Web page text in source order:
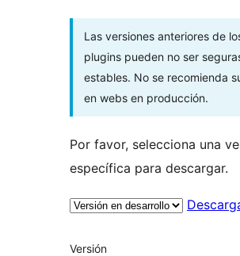
Las versiones anteriores de
plugins pueden no ser
estables. No se recomienda
en webs en producción.
Por favor, selecciona una
específica para descargar.
Meta
Versión